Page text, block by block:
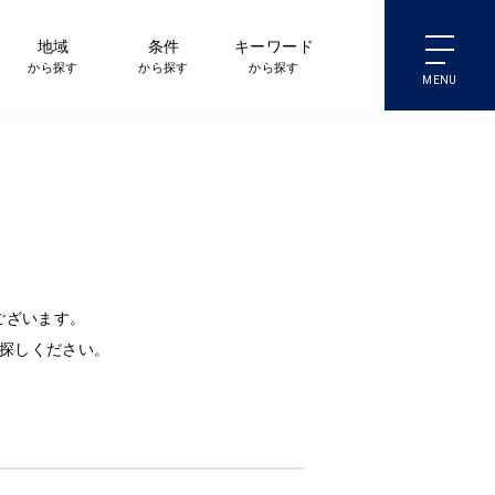
地域
から探す
条件
から探す
キーワード
から探す
います。
しください。